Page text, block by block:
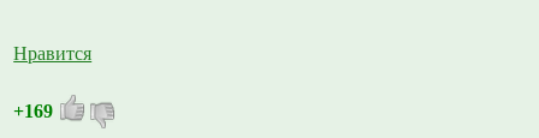
Нравится
+169